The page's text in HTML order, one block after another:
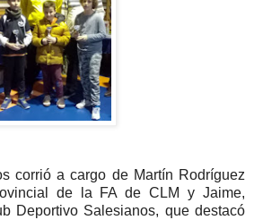
corrió a cargo de Martín Rodríguez
de la FA de CLM y Jaime,
Deportivo Salesianos, que destacó